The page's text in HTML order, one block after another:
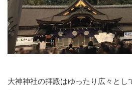
大神神社の拝殿はゆったり広々とし